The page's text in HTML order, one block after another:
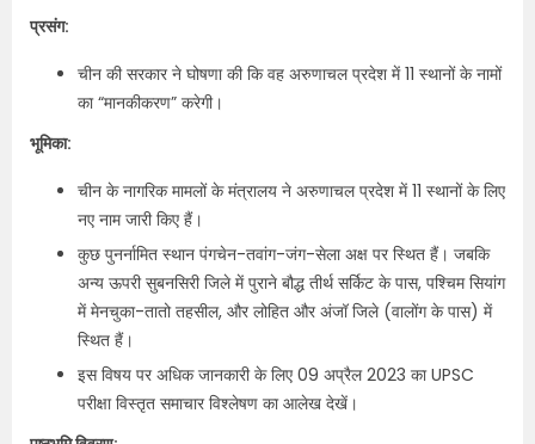
प्रसंग:
चीन की सरकार ने घोषणा की कि वह अरुणाचल प्रदेश में 11 स्थानों के नामों
का “मानकीकरण” करेगी।
भूमिका:
चीन के नागरिक मामलों के मंत्रालय ने अरुणाचल प्रदेश में 11 स्थानों के लिए
नए नाम जारी किए हैं।
कुछ पुनर्नामित स्थान पंगचेन-तवांग-जंग-सेला अक्ष पर स्थित हैं। जबकि
अन्य ऊपरी सुबनसिरी जिले में पुराने बौद्ध तीर्थ सर्किट के पास, पश्चिम सियांग
में मेनचुका-तातो तहसील, और लोहित और अंजॉ जिले (वालोंग के पास) में
स्थित हैं।
इस विषय पर अधिक जानकारी के लिए 09 अप्रैल 2023 का UPSC
परीक्षा विस्तृत समाचार विश्लेषण का आलेख देखें।